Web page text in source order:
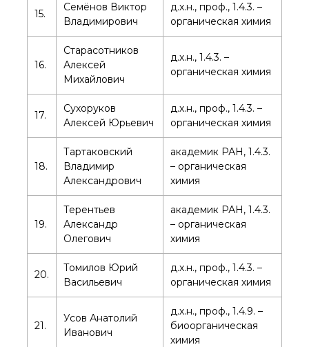
Достижения
Почтовый сервер
Внутренний сайт
ЯМР-центр ИОХ РАН
15.
Семёнов Виктор
Владимирович
д.х.н., проф., 1.4.3. –
органическая химия
16.
Старасотников
Алексей
Михайлович
д.х.н., 1.4.3. –
органическая химия
17.
Сухоруков
Алексей Юрьевич
д.х.н., проф., 1.4.3. –
органическая химия
18.
Тартаковский
Владимир
Александрович
академик РАН, 1.4.3.
– органическая
химия
19.
Терентьев
Александр
Олегович
академик РАН, 1.4.3.
– органическая
химия
20.
Томилов Юрий
Васильевич
д.х.н., проф., 1.4.3. –
органическая химия
21.
Усов Анатолий
Иванович
д.х.н., проф., 1.4.9. –
биоорганическая
химия